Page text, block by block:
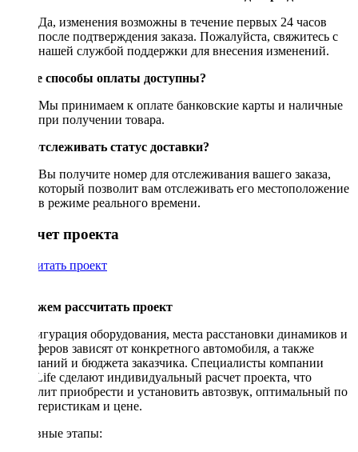
Да, изменения возможны в течение первых 24 часов
после подтверждения заказа. Пожалуйста, свяжитесь с
нашей службой поддержки для внесения изменений.
Какие способы оплаты доступны?
Мы принимаем к оплате банковские карты и наличные
при получении товара.
Как отслеживать статус доставки?
Вы получите номер для отслеживания вашего заказа,
который позволит вам отслеживать его местоположение
в режиме реального времени.
Рассчет проекта
Рассчитать проект
Поможем рассчитать проект
Конфигурация оборудования, места расстановки динамиков и
сабвуферов зависят от конкретного автомобиля, а также
пожеланий и бюджета заказчика. Специалисты компании
DriveLife сделают индивидуальный расчет проекта, что
позволит приобрести и установить автозвук, оптимальный по
характеристикам и цене.
Основные этапы: